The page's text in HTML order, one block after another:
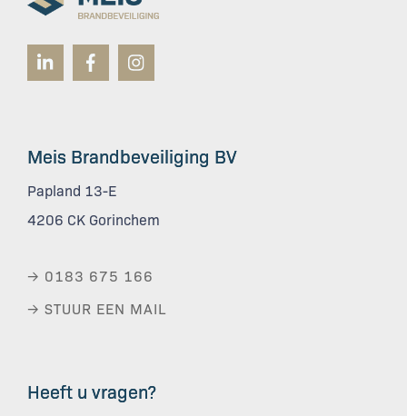
Meis Brandbeveiliging BV
Papland 13-E
4206 CK Gorinchem
→ 0183 675 166
→ STUUR EEN MAIL
Heeft u vragen?